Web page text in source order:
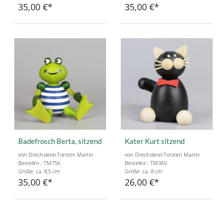
35,00 € 35,00 €
Badefrosch Berta, sitzend
von Drechslerei Torsten Martin
Bestellnr.: TM756
Größe: ca. 8,5 cm
35,00 €
Kater Kurt sitzend
von Drechslerei Torsten Martin
Bestellnr.: TM360
Größe: ca. 8 cm
26,00 €